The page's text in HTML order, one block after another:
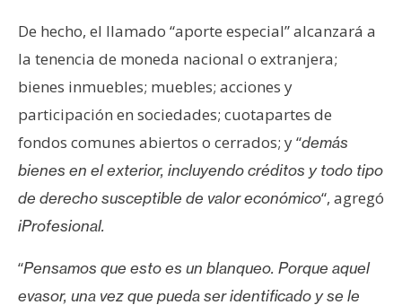
o
y
u
b
l
i
d
d
De hecho, el llamado “aporte especial” alcanzará a
la tenencia de moneda nacional o extranjera;
bienes inmuebles; muebles; acciones y
participación en sociedades; cuotapartes de
fondos comunes abiertos o cerrados; y “demás
bienes en el exterior, incluyendo créditos y todo tipo
de derecho susceptible de valor económico“, agregó
iProfesional.
“Pensamos que esto es un blanqueo. Porque aquel
evasor, una vez que pueda ser identificado y se le